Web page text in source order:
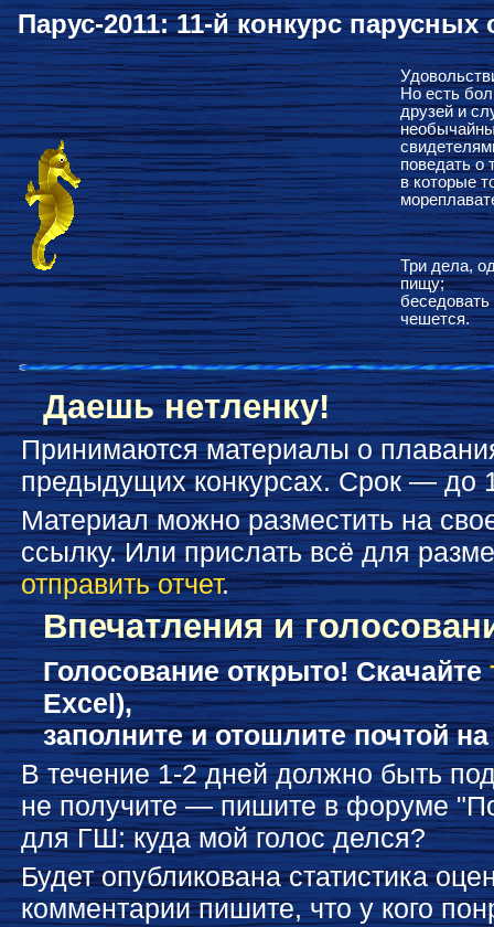
Парус-2011: 11-й конкурс парусных
Но есть
друзей и
поведать о
в которые
Три дела,
пищу;
беседовать
чешется.
Даешь нетленку!
Принимаются материалы о
предыдущих конкурсах. Срок — до
Материал можно разместить на
ссылку. Или прислать всё для
отправить отчет.
Впечатления и
Голосование открыто! Скачайте
Excel),
заполните и отошлите почтой
В течение 1-2 дней должно быть
не получите — пишите в форуме
для ГШ: куда мой голос делся?
Будет опубликована статистика
комментарии пишите, что у кого